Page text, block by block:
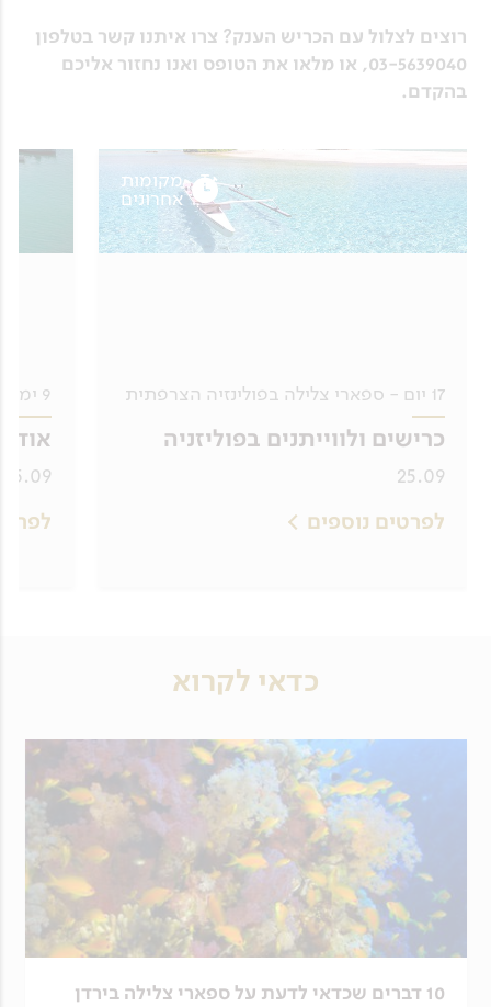
רוצים לצלול עם הכריש הענק? צרו איתנו קשר בטלפון
03-5639040, או מלאו את הטופס ואנו נחזור אליכם
בהקדם.
17 יום - ספארי צלילה בפולינזיה הצרפתית
כרישים ולווייתנים בפוליזניה
25.09
לפרטים נוספים
מקומות
אחרונים
9 ימים - ספארי צלילה באיים הסרוניים
25.09, 04.10
כדאי לקרוא
10 דברים שכדאי לדעת על ספארי צלילה בירדן